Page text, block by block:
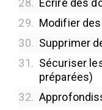
28. Écrire des
29. Modifier des
30. Supprimer
31. Sécuriser
préparées)
32.